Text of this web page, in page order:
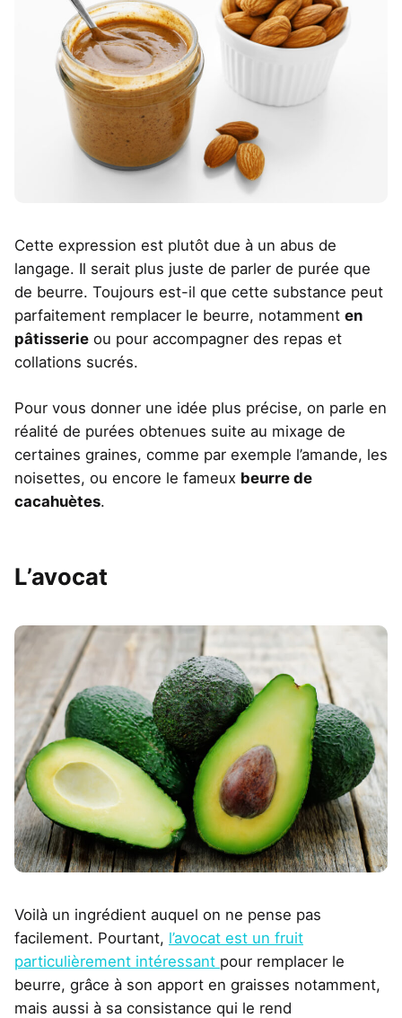
Cette expression est plutôt due à un abus de
langage. Il serait plus juste de parler de purée que
de beurre. Toujours est-il que cette substance peut
parfaitement remplacer le beurre, notamment en
pâtisserie ou pour accompagner des repas et
collations sucrés.
Pour vous donner une idée plus précise, on parle en
réalité de purées obtenues suite au mixage de
certaines graines, comme par exemple l’amande, les
noisettes, ou encore le fameux beurre de
cacahuètes.
L’avocat
Voilà un ingrédient auquel on ne pense pas
facilement. Pourtant, l’avocat est un fruit
particulièrement intéressant pour remplacer le
beurre, grâce à son apport en graisses notamment,
mais aussi à sa consistance qui le rend